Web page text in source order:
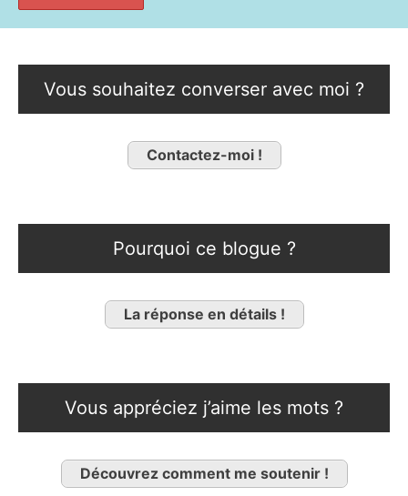
Vous souhaitez converser avec moi ?
Contactez-moi !
Pourquoi ce blogue ?
La réponse en détails !
Vous appréciez j’aime les mots ?
Découvrez comment me soutenir !